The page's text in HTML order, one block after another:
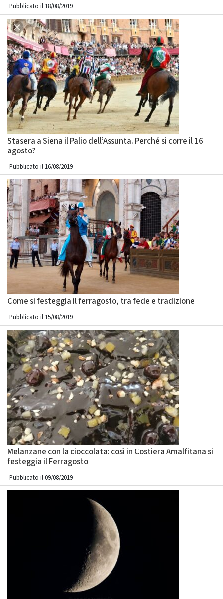
Pubblicato il 18/08/2019
Stasera a Siena il Palio dell’Assunta. Perché si corre il 16
agosto?
Pubblicato il 16/08/2019
Come si festeggia il ferragosto, tra fede e tradizione
Pubblicato il 15/08/2019
Melanzane con la cioccolata: così in Costiera Amalfitana si
festeggia il Ferragosto
Pubblicato il 09/08/2019